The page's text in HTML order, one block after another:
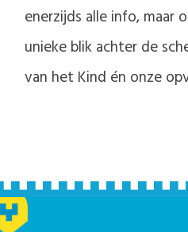
enerzijds alle info, maar
unieke blik achter de
van het Kind én onze